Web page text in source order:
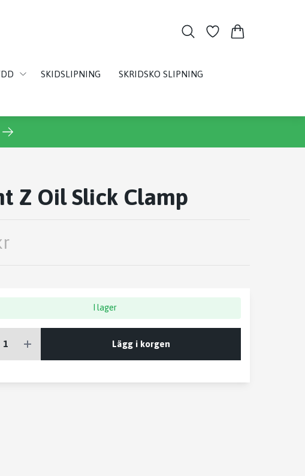
SKIDSLIPNING SKRIDSKO SLIPNING
Z Oil Slick Clamp
I lager
Lägg i korgen